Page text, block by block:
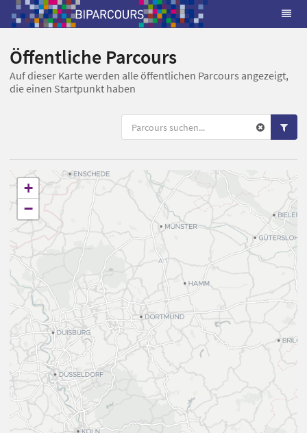
Öffentliche Parcours
Auf dieser Karte werden alle öffentlichen Parcours angezeigt,
die einen Startpunkt haben
+
−